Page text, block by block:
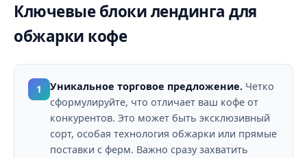
Ключевые блоки лендинга для
обжарки кофе
1 Уникальное торговое предложение. Четко
сформулируйте, что отличает ваш кофе от
конкурентов. Это может быть эксклюзивный
сорт, особая технология обжарки или прямые
поставки с ферм. Важно сразу захватить